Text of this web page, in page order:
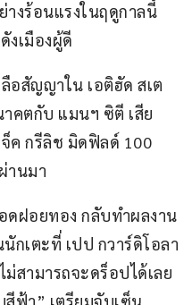
างร้อนแรงในฤดูกาลนี้
งเมืองผู้ดี
อสัญญาใน เอติฮัด สเต
คตกับ แมนฯ ซิตี เสีย
จ็ค กรีลิช มิดฟิลด์ 100
านมา
อดฝอยทอง กลับทำผลงาน
กเตะที่ เปป กวาร์ดิโอลา
สามารถจะดร็อปได้เลย